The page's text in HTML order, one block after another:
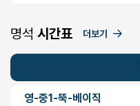
명석 시간표 더보기
영-중1-뚝-베이직